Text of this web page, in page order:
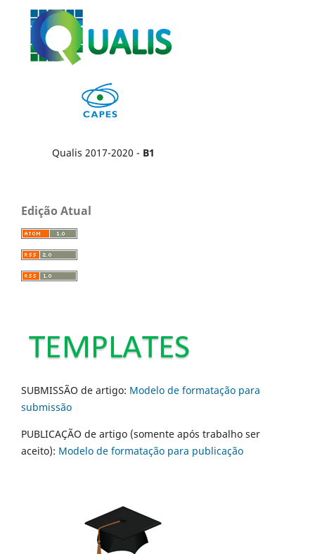
Qualis 2017-2020 - B1
Edição Atual
SUBMISSÃO de artigo: Modelo de formatação para
submissão
PUBLICAÇÃO de artigo (somente após trabalho ser
aceito): Modelo de formatação para publicação